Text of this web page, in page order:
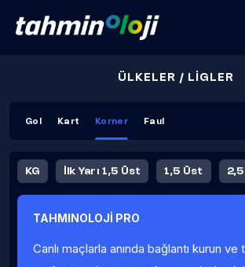
ÜLKELER / LİGLER
Gol Kart Korner Faul
KG İlk Yarı 1,5 Üst 1,5 Üst
Fauller Ortalama
TAHMINOLOJİ PRO
Canlı maçlarla anında bağlantı kurun ve